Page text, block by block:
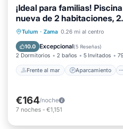
¡Ideal para familias!
nueva de 2 habitaciones,
todo
Tulum · Zama 0.26 mi al centro
10.0 Excepcional(5 Reseñas)
2 Dormitorios 2 baños 5 Invitados
Frente al mar Aparcamiento
Frente al mar
Vista al mar
€164/noche
7 noches - €1,151